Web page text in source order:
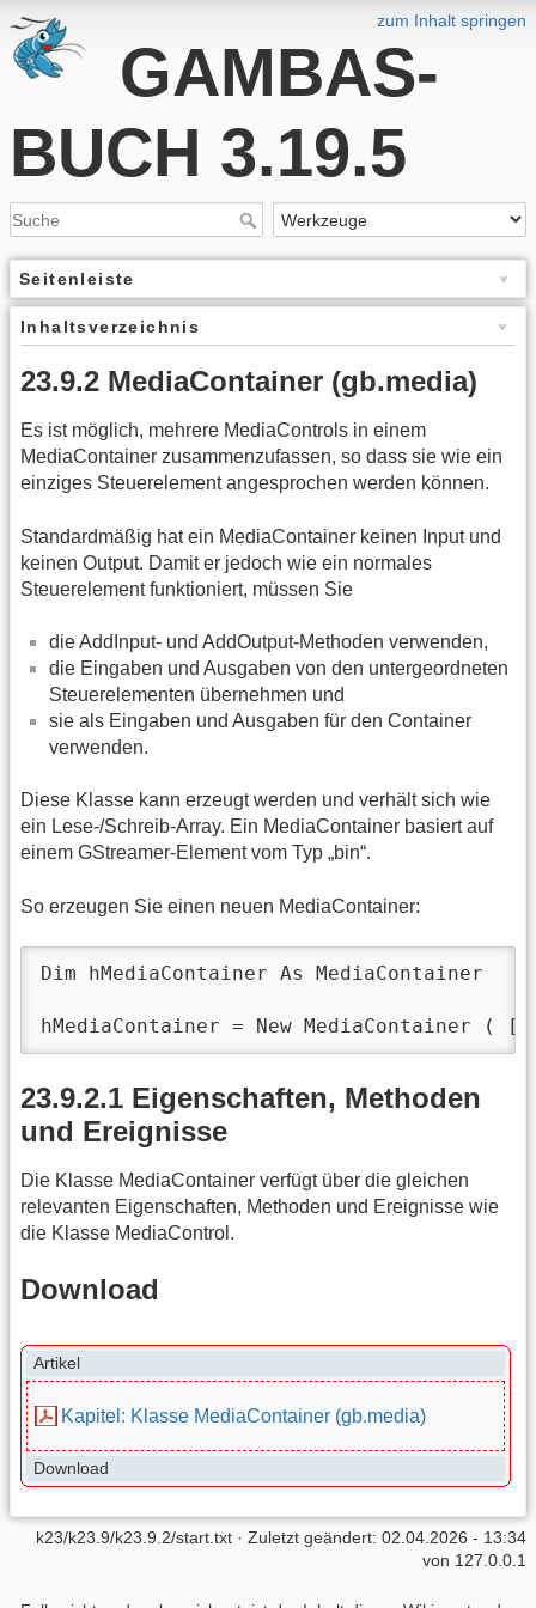
zum Inhalt springen
GAMBAS-
BUCH 3.19.5
Seitenleiste
Inhaltsverzeichnis
23.9.2 MediaContainer (gb.media)
Es ist möglich, mehrere MediaControls in einem
MediaContainer zusammenzufassen, so dass sie wie ein
einziges Steuerelement angesprochen werden können.
Standardmäßig hat ein MediaContainer keinen Input und
keinen Output. Damit er jedoch wie ein normales
Steuerelement funktioniert, müssen Sie
die AddInput- und AddOutput-Methoden verwenden,
die Eingaben und Ausgaben von den untergeordneten
Steuerelementen übernehmen und
sie als Eingaben und Ausgaben für den Container
verwenden.
Diese Klasse kann erzeugt werden und verhält sich wie
ein Lese-/Schreib-Array. Ein MediaContainer basiert auf
einem GStreamer-Element vom Typ „bin“.
So erzeugen Sie einen neuen MediaContainer:
Dim hMediaContainer As MediaContainer
hMediaContainer = New MediaContainer
23.9.2.1 Eigenschaften, Methoden
und Ereignisse
Die Klasse MediaContainer verfügt über die gleichen
relevanten Eigenschaften, Methoden und Ereignisse wie
die Klasse MediaControl.
Download
Artikel
Kapitel: Klasse MediaContainer (gb.media)
Download
k23/k23.9/k23.9.2/start.txt · Zuletzt geändert: 02.04.2026 - 13:34
von 127.0.0.1